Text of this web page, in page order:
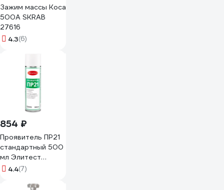
Зажим массы Коса
500А SKRAB
27616
4.3(6)
854 ₽
Проявитель ПР21
стандартный 500
мл Элитест
00113305
4.4(7)